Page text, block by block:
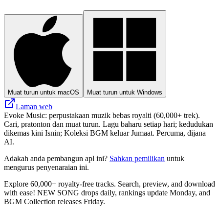
Muat turun untuk macOS Muat turun untuk Windows
Laman web
Evoke Music: perpustakaan muzik bebas royalti (60,000+ trek).
Cari, pratonton dan muat turun. Lagu baharu setiap hari; kedudukan
dikemas kini Isnin; Koleksi BGM keluar Jumaat. Percuma, dijana
AI.
Adakah anda pembangun apl ini? Sahkan pemilikan untuk
mengurus penyenaraian ini.
Explore 60,000+ royalty-free tracks. Search, preview, and download
with ease! NEW SONG drops daily, rankings update Monday, and
BGM Collection releases Friday.